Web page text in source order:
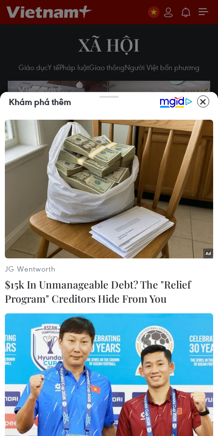
XÃ HỘI
Giáo dụcY tếPháp luậtGiao thôngNgười Việt bốn phương
Play
Video
Kiểm tra, rà soát nhân viên y
tế bán các sản phẩm sữa giả
20/04/2025 12:01
Theo dõi VietnamPlus
Bộ Y tế yêu cầu khẩn trương chỉ đạo triển khai việc
kê đơn, chỉ định, sử dụng thuốc và hoạt động tiêu
thụ sản phẩm không phải là thuốc như sữa, thực
phẩm chức năng... trong cơ sở khám chữa bệnh.
Ngày 20/4, Bộ Y tế đã có văn bản gửi Giám đốc
Bệnh viện trực thuộc Bộ và Giám đốc Sở Y tế
tỉnh, thành phố trực thuộc Trung ương yêu cầu
Khám phá thêm
JG Wentworth
$15k In Unmanageable Debt? The "Relief
Program" Creditors Hide From You